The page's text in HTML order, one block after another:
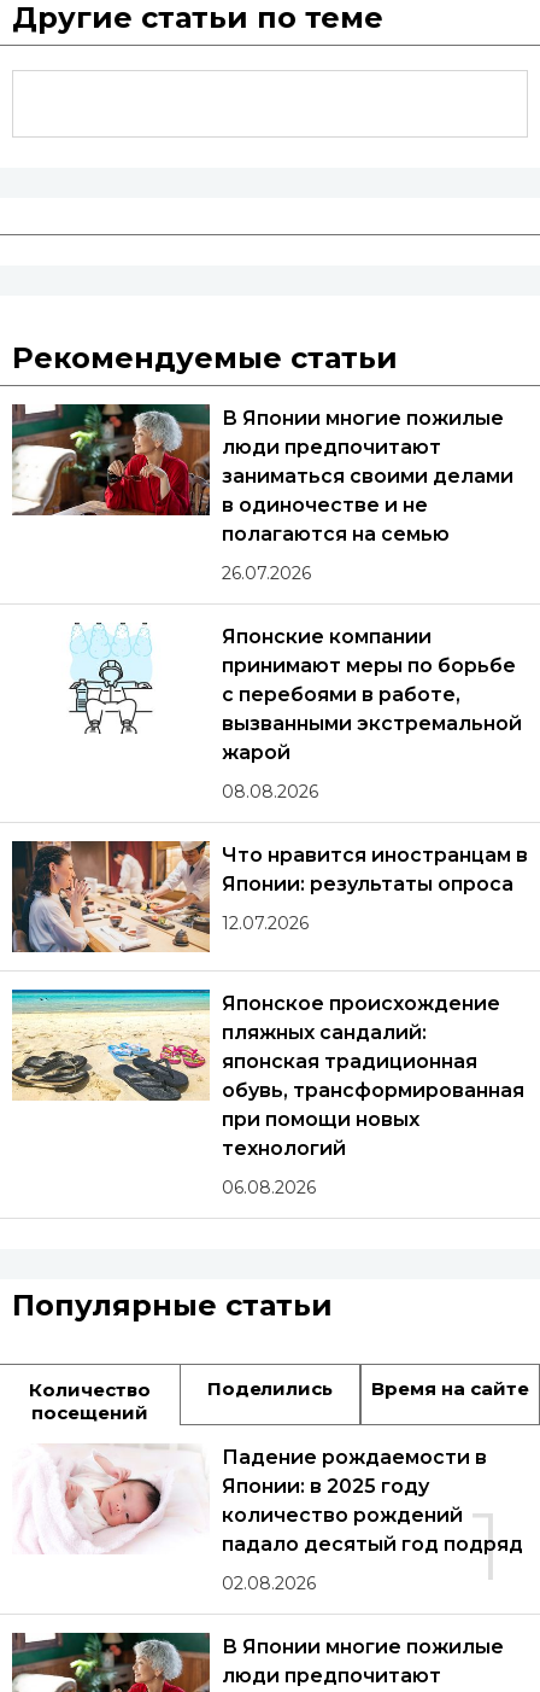
Другие статьи по теме
Рекомендуемые статьи
В Японии многие пожилые
люди предпочитают
заниматься своими делами
в одиночестве и не
полагаются на семью
26.07.2026
Японские компании
принимают меры по борьбе
с перебоями в работе,
вызванными экстремальной
жарой
08.08.2026
Что нравится иностранцам в
Японии: результаты опроса
12.07.2026
Японское происхождение
пляжных сандалий:
японская традиционная
обувь, трансформированная
при помощи новых
технологий
06.08.2026
Популярные статьи
Количество
посещений
Поделились Время на сайте
1
Падение рождаемости в
Японии: в 2025 году
количество рождений
падало десятый год подряд
02.08.2026
В Японии многие пожилые
люди предпочитают